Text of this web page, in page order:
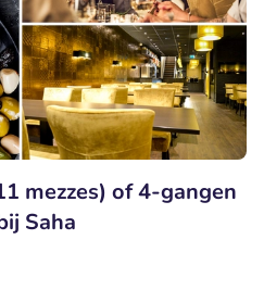
mezzes) of 4-gangen
Saha